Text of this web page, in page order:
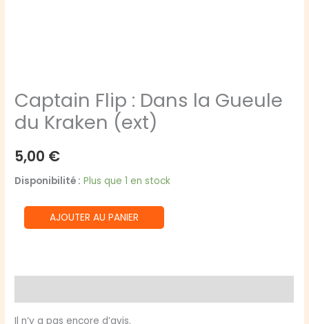
Captain Flip : Dans la Gueule
du Kraken (ext)
5,00 €
Disponibilité : Plus que 1 en stock
quantité
de
Dans
la
AJOUTER AU PANIER
Il n’y a pas encore d’avis.